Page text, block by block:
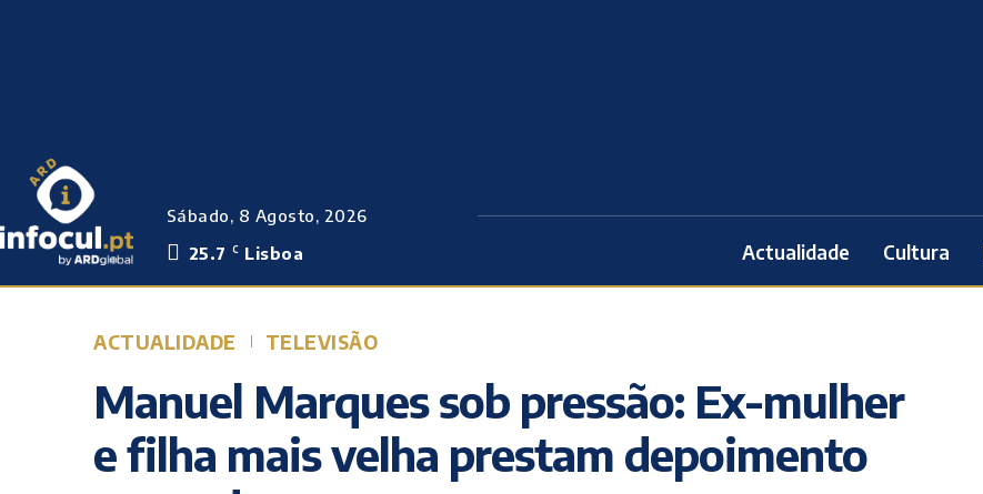
Sábado, 8 Agosto, 2026
25.7
C Lisboa Actualidade Cultura
ACTUALIDADE TELEVISÃO
Manuel Marques sob pressão: Ex-mulher
e filha mais velha prestam depoimento